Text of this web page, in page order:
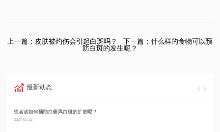
上一篇： 皮肤被灼伤会引起白斑吗？ 下一篇： 什么样的食物可以预
防白斑的发生呢？
最新动态
患者该如何预防白癜风白斑的扩散呢？
2024-05-22